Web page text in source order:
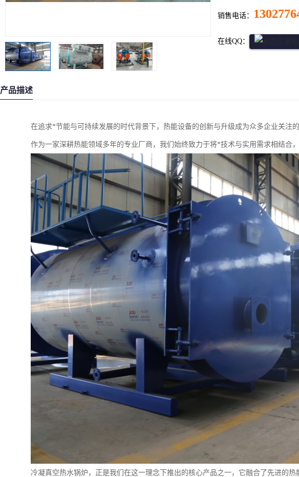
销售电话：
在线QQ：
产品描述
在追求*节能与可持续发展的时代背景下，热能设备的创新与升级成为众多企业关注
作为一家深耕热能领域多年的专业厂商，我们始终致力于将*技术与实用需求相结合
冷凝真空热水锅炉，正是我们在这一理念下推出的核心产品之一，它融合了先进的